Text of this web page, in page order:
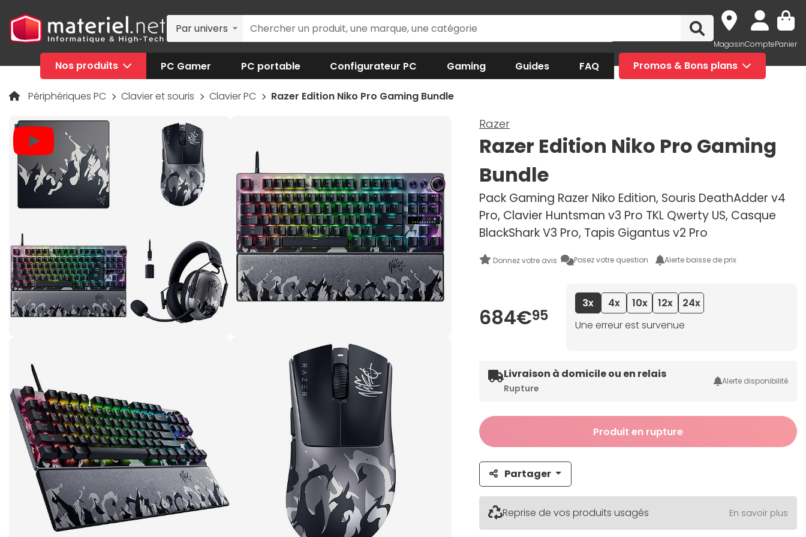
Par univers
MagasinComptePanier
Nos produits PC Gamer PC portable Configurateur PC Gaming Guides FAQ Promos & Bons plans
Périphériques PC Clavier et souris Clavier PC Razer Edition Niko Pro Gaming Bundle
Razer
Razer Edition Niko Pro Gaming
Bundle
Pack Gaming Razer Niko Edition, Souris DeathAdder v4
Pro, Clavier Huntsman v3 Pro TKL Qwerty US, Casque
BlackShark V3 Pro, Tapis Gigantus v2 Pro
Donnez votre avis Posez votre question Alerte baisse de prix
684€95
3x 4x 10x 12x
24x
Une erreur est survenue
Livraison à domicile ou en relais
Rupture
Alerte disponibilité
Produit en rupture
Partager
Reprise de vos produits usagés En savoir plus